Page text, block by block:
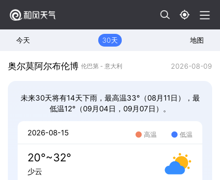
今天 30天 地图
奥尔莫阿尔布伦博 伦巴第 - 意大利 2026-08-09
未来30天将有14天下雨，最高温33°（08月11日），最
低温12°（09月04日，09月07日）。
2026-08-15 高温 低温
20°~32°
少云